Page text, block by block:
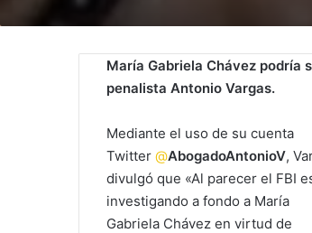
María Gabriela Chávez podría
penalista Antonio Vargas.
Mediante el uso de su cuenta
Twitter @AbogadoAntonioV,
divulgó que «Al parecer el FBI
investigando a fondo a María
Gabriela Chávez en virtud de